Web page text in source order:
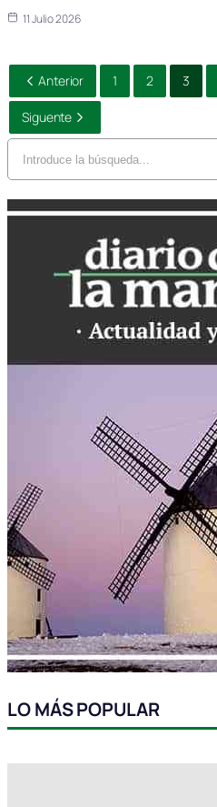
11 Julio 2026
Anterior 1 2 3
Siguente
LO MÁS POPULAR